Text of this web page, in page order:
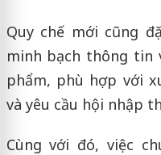
Quy chế mới cũng
minh bạch thông tin
phẩm, phù hợp với
và yêu cầu hội nhập
Cùng với đó, việc